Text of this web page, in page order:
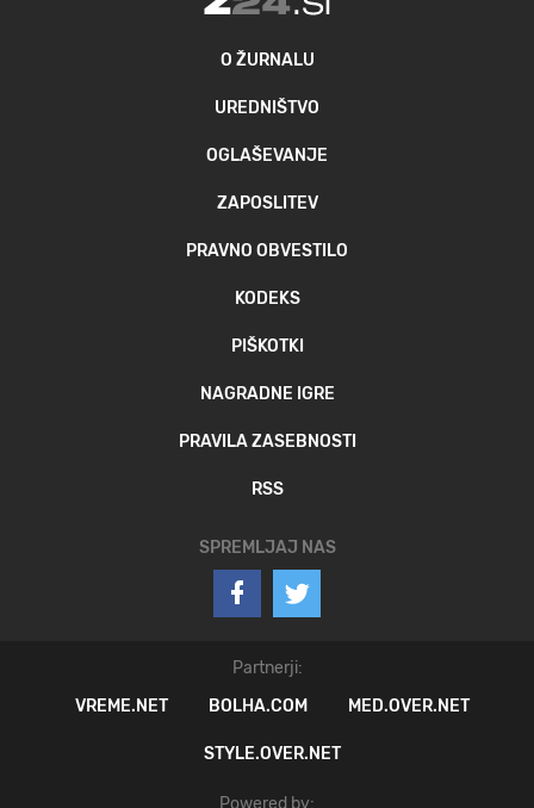
O ŽURNALU
UREDNIŠTVO
OGLAŠEVANJE
ZAPOSLITEV
PRAVNO OBVESTILO
KODEKS
PIŠKOTKI
NAGRADNE IGRE
PRAVILA ZASEBNOSTI
RSS
SPREMLJAJ NAS
Partnerji:
VREME.NET
BOLHA.COM MED.OVER.NET
STYLE.OVER.NET
Powered by: